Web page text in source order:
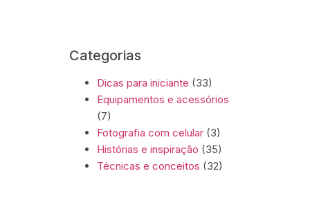
Categorias
Dicas para iniciante (33)
Equipamentos e acessórios
(7)
Fotografia com celular (3)
Histórias e inspiração (35)
Técnicas e conceitos (32)